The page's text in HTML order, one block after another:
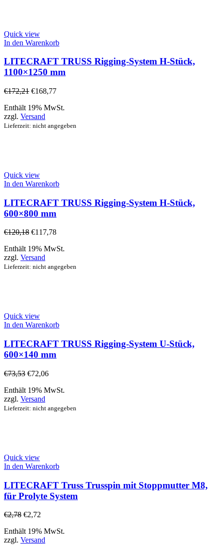
Quick view
In den Warenkorb
LITECRAFT TRUSS Rigging-System H-Stück,
1100×1250 mm
€172,21 €168,77
Enthält 19% MwSt.
zzgl. Versand
Lieferzeit: nicht angegeben
Quick view
In den Warenkorb
LITECRAFT TRUSS Rigging-System H-Stück,
600×800 mm
€120,18 €117,78
Enthält 19% MwSt.
zzgl. Versand
Lieferzeit: nicht angegeben
Quick view
In den Warenkorb
LITECRAFT TRUSS Rigging-System U-Stück,
600×140 mm
€73,53 €72,06
Enthält 19% MwSt.
zzgl. Versand
Lieferzeit: nicht angegeben
Quick view
In den Warenkorb
LITECRAFT Truss Trusspin mit Stoppmutter M8,
für Prolyte System
€2,78 €2,72
Enthält 19% MwSt.
zzgl. Versand